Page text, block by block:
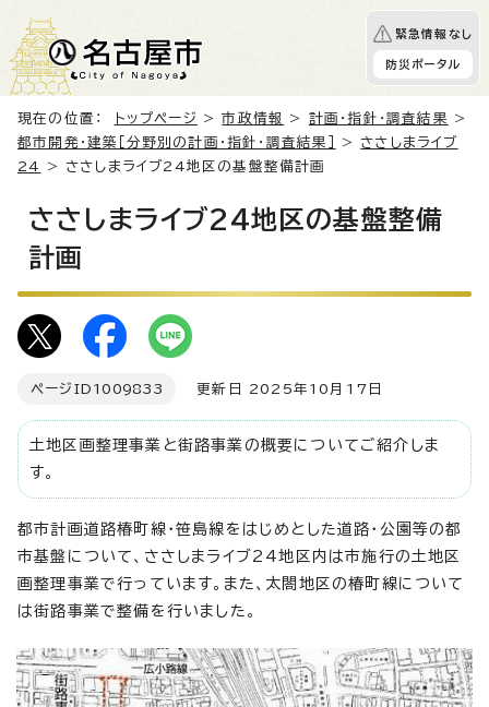
緊急情報なし
防災ポータル
現在の位置： トップページ >市政情報 > 計画・指針・調査結果
>
都市開発・建築［分野別の計画・指針・調査結果］
>ささしまライブ
24
> ささしまライブ24地区の基盤整備計画
ささしまライブ24地区の基盤整備
計画
ページID 1009833 更新日 2025年10月17日
土地区画整理事業と街路事業の概要についてご紹介しま
す。
都市計画道路椿町線・笹島線をはじめとした道路・公園等の都
市基盤について、ささしまライブ24地区内は市施行の土地区
画整理事業で行っています。また、太閤地区の椿町線について
は街路事業で整備を行いました。